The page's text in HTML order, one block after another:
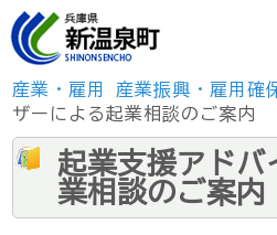
産業・雇用 産業振興・雇用確
ザーによる起業相談のご案内
起業支援アドバ
業相談のご案内